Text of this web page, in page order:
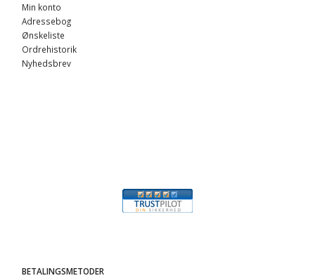
Min konto
Adressebog
Ønskeliste
Ordrehistorik
Nyhedsbrev
BETALINGSMETODER